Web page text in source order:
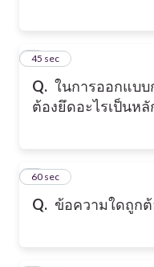
Q. ในการออกแบ
ต้องยึดอะไรเป็นหลั
5
45 sec
Q. ข้อความใดถูกต้
660 sec